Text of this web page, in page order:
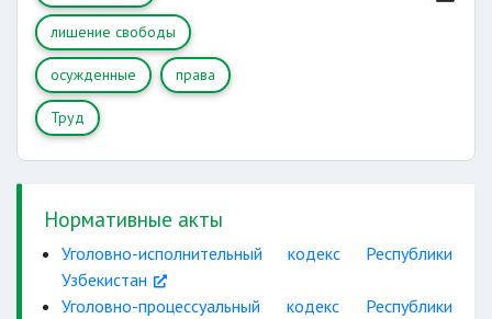
лишение свободы
осужденные права
Труд
Нормативные акты
Уголовно-исполнительный кодекс Республики
Узбекистан
Уголовно-процессуальный кодекс Республики